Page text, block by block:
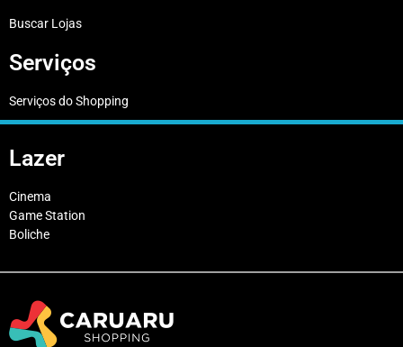
Buscar Lojas
Serviços
Serviços do Shopping
Lazer
Cinema
Game Station
Boliche